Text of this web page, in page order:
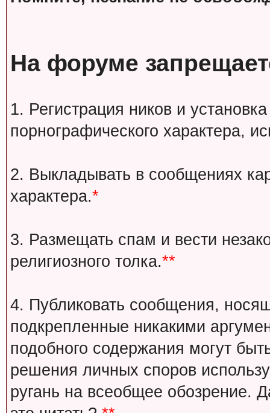
На форуме
1. Регистрация ников и
порнографического характера,
2. Выкладывать в сообщениях
характера.*
3. Размещать спам и вести
религиозного толка.**
4. Публиковать сообщения,
подкрепленные никакими
подобного содержания могут
решения личных споров
ругань на всеобщее обозрение.